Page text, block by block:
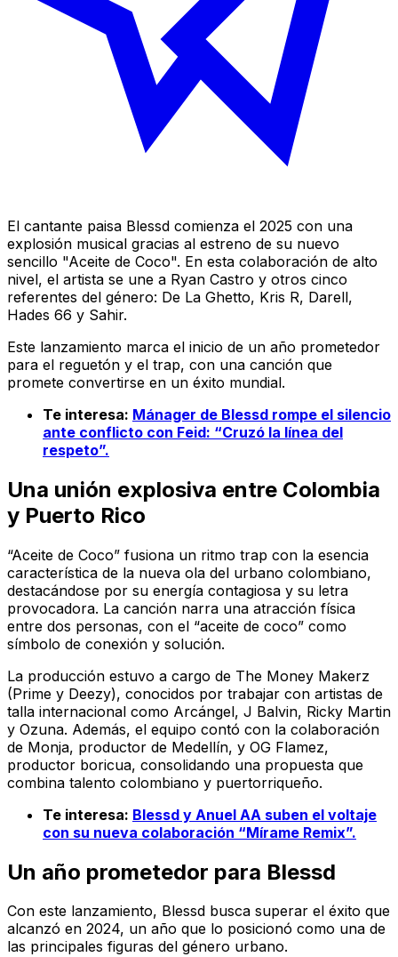
El cantante paisa Blessd comienza el 2025 con una
explosión musical gracias al estreno de su nuevo
sencillo "Aceite de Coco". En esta colaboración de alto
nivel, el artista se une a Ryan Castro y otros cinco
referentes del género: De La Ghetto, Kris R, Darell,
Hades 66 y Sahir.
Este lanzamiento marca el inicio de un año prometedor
para el reguetón y el trap, con una canción que
promete convertirse en un éxito mundial.
Te interesa: Mánager de Blessd rompe el silencio
ante conflicto con Feid: “Cruzó la línea del
respeto”.
Una unión explosiva entre Colombia
y Puerto Rico
“Aceite de Coco” fusiona un ritmo trap con la esencia
característica de la nueva ola del urbano colombiano,
destacándose por su energía contagiosa y su letra
provocadora. La canción narra una atracción física
entre dos personas, con el “aceite de coco” como
símbolo de conexión y solución.
La producción estuvo a cargo de The Money Makerz
(Prime y Deezy), conocidos por trabajar con artistas de
talla internacional como Arcángel, J Balvin, Ricky Martin
y Ozuna. Además, el equipo contó con la colaboración
de Monja, productor de Medellín, y OG Flamez,
productor boricua, consolidando una propuesta que
combina talento colombiano y puertorriqueño.
Te interesa: Blessd y Anuel AA suben el voltaje
con su nueva colaboración “Mírame Remix”.
Un año prometedor para Blessd
Con este lanzamiento, Blessd busca superar el éxito que
alcanzó en 2024, un año que lo posicionó como una de
las principales figuras del género urbano.